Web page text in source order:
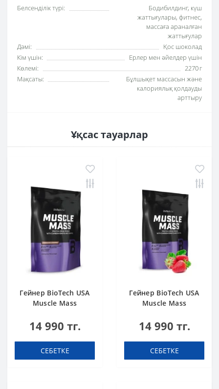
Белсенділік түрі:
Бодибилдинг, күш
жаттығулары, фитнес,
массаға араналған
жаттығулар
Дәмі:
Қос шоколад
Кім үшін:
Ерлер мен әйелдер үшін
Көлемі:
2270 г
Мақсаты:
Бұлшықет массасын және
калориялық қолдауды
арттыру
Ұқсас тауарлар
Гейнер BioTech USA
Muscle Mass
14 990 тг.
СЕБЕТКЕ
Гейнер BioTech USA
Muscle Mass
14 990 тг.
СЕБЕТКЕ